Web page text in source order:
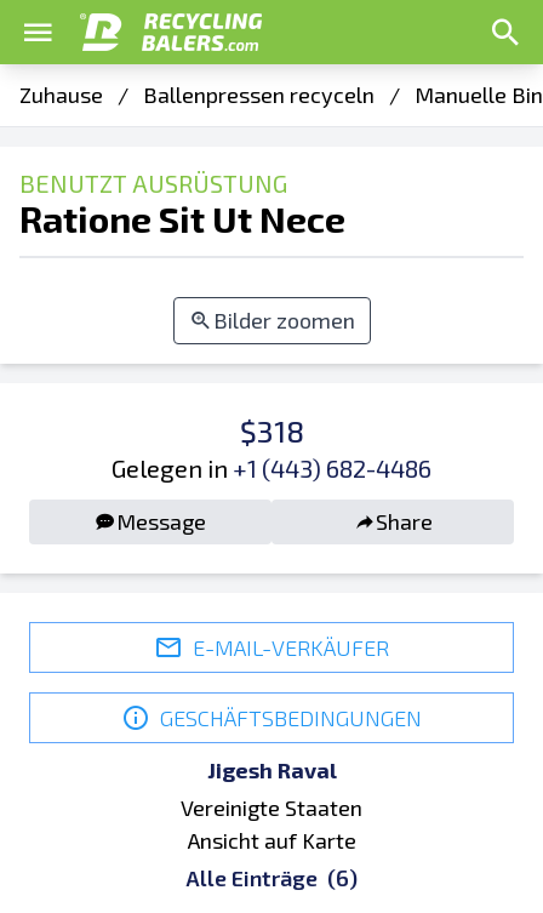
Zuhause / Ballenpressen recyceln / Manuelle
BENUTZT AUSRÜSTUNG
Ratione Sit Ut Nece
Bilder zoomen
$318
Gelegen in +1 (443) 682-4486
Message Share
E-MAIL-VERKÄUFER
GESCHÄFTSBEDINGUNGEN
Jigesh Raval
Vereinigte Staaten
Ansicht auf Karte
Alle Einträge (6)